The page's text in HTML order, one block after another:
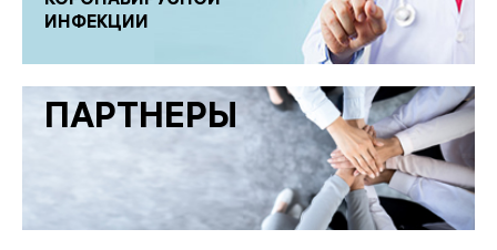
ИНФЕКЦИИ
ПАРТНЕРЫ